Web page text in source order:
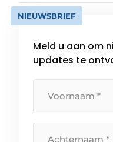
NIEUWSBRIEF
Meld u aan om
updates te